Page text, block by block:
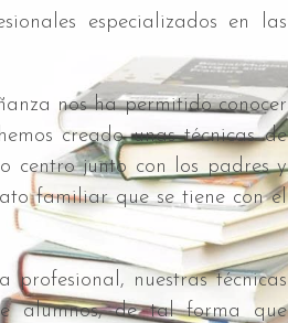
especializados en las
nos ha permitido conocer
creado unas técnicas de
centro junto con los padres y
familiar que se tiene con el
profesional, nuestras técnicas
alumnos, de tal forma que